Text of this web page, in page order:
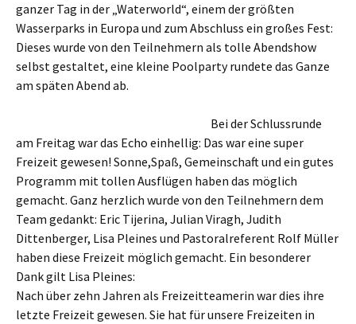
ganzer Tag in der „Waterworld“, einem der größten
Wasserparks in Europa und zum Abschluss ein großes Fest:
Dieses wurde von den Teilnehmern als tolle Abendshow
selbst gestaltet, eine kleine Poolparty rundete das Ganze
am späten Abend ab.
Bei der Schlussrunde
am Freitag war das Echo einhellig: Das war eine super
Freizeit gewesen! Sonne,Spaß, Gemeinschaft und ein gutes
Programm mit tollen Ausflügen haben das möglich
gemacht. Ganz herzlich wurde von den Teilnehmern dem
Team gedankt: Eric Tijerina, Julian Viragh, Judith
Dittenberger, Lisa Pleines und Pastoralreferent Rolf Müller
haben diese Freizeit möglich gemacht. Ein besonderer
Dank gilt Lisa Pleines:
Nach über zehn Jahren als Freizeitteamerin war dies ihre
letzte Freizeit gewesen. Sie hat für unsere Freizeiten in